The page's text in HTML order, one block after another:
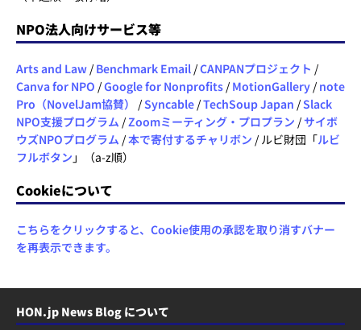
NPO法人向けサービス等
Arts and Law / Benchmark Email /CANPANプロジェクト /
Canva for NPO /Google for Nonprofits / MotionGallery / note
Pro（NovelJam協賛）
/Syncable /TechSoup Japan /Slack
NPO支援プログラム /Zoomミーティング・プロプラン /サイボ
ウズNPOプログラム /本で寄付するチャリボン / ルビ財団「ルビ
フルボタン 」（a-z順）
Cookieについて
こちらをクリックすると、Cookie使用の承認を取り消すバナー
を再表示できます。
HON.jp News Blog について